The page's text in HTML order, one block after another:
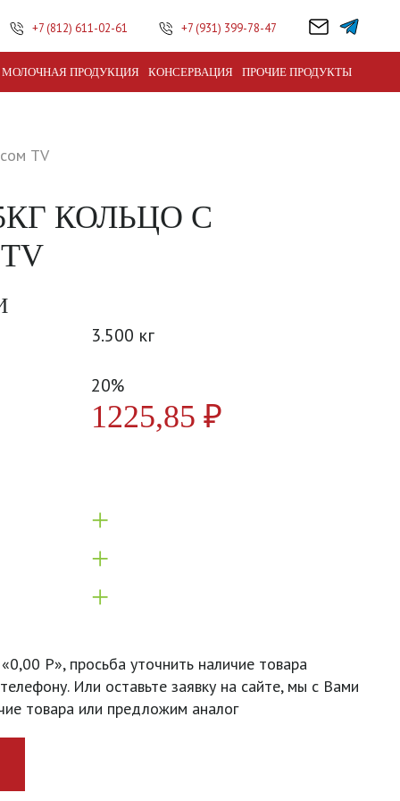
+7 (812) 611-02-61 +7 (931) 399-78-47
МОЛОЧНАЯ ПРОДУКЦИЯ КОНСЕРВАЦИЯ ПРОЧИЕ ПРОДУКТЫ
TV
КОЛЬЦО С
3.500 кг
20%
1225,85 ₽
+
+
+
Р», просьба уточнить наличие товара
Или оставьте заявку на сайте, мы с Вами
товара или предложим аналог